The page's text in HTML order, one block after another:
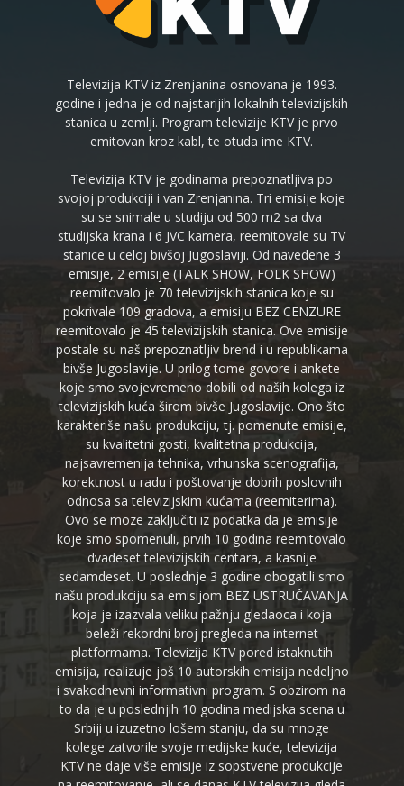
Televizija KTV iz Zrenjanina osnovana je 1993.
godine i jedna je od najstarijih lokalnih televizijskih
stanica u zemlji. Program televizije KTV je prvo
emitovan kroz kabl, te otuda ime KTV.
Televizija KTV je godinama prepoznatljiva po
svojoj produkciji i van Zrenjanina. Tri emisije koje
su se snimale u studiju od 500 m2 sa dva
studijska krana i 6 JVC kamera, reemitovale su TV
stanice u celoj bivšoj Jugoslaviji. Od navedene 3
emisije, 2 emisije (TALK SHOW, FOLK SHOW)
reemitovalo je 70 televizijskih stanica koje su
pokrivale 109 gradova, a emisiju BEZ CENZURE
reemitovalo je 45 televizijskih stanica. Ove emisije
postale su naš prepoznatljiv brend i u republikama
bivše Jugoslavije. U prilog tome govore i ankete
koje smo svojevremeno dobili od naših kolega iz
televizijskih kuća širom bivše Jugoslavije. Ono što
karakteriše našu produkciju, tj. pomenute emisije,
su kvalitetni gosti, kvalitetna produkcija,
najsavremenija tehnika, vrhunska scenografija,
korektnost u radu i poštovanje dobrih poslovnih
odnosa sa televizijskim kućama (reemiterima).
Ovo se moze zaključiti iz podatka da je emisije
koje smo spomenuli, prvih 10 godina reemitovalo
dvadeset televizijskih centara, a kasnije
sedamdeset. U poslednje 3 godine obogatili smo
našu produkciju sa emisijom BEZ USTRUČAVANJA
koja je izazvala veliku pažnju gledaoca i koja
beleži rekordni broj pregleda na internet
platformama. Televizija KTV pored istaknutih
emisija, realizuje još 10 autorskih emisija nedeljno
i svakodnevni informativni program. S obzirom na
to da je u poslednjih 10 godina medijska scena u
Srbiji u izuzetno lošem stanju, da su mnoge
kolege zatvorile svoje medijske kuće, televizija
KTV ne daje više emisije iz sopstvene produkcije